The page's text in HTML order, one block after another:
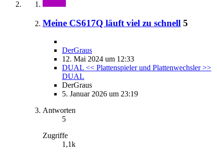
Meine CS617Q läuft viel zu schnell 5
DerGraus
12. Mai 2024 um 12:33
DUAL << Plattenspieler und Plattenwechsler >>
DUAL
DerGraus
5. Januar 2026 um 23:19
Antworten
5
Zugriffe
1,1k